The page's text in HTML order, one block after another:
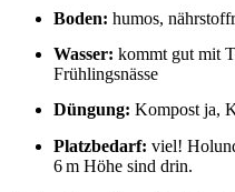
Boden: humos,
Wasser: kommt gut mit
Frühlingsnässe
Düngung: Kompost ja,
Platzbedarf: viel!
6 m Höhe sind drin.